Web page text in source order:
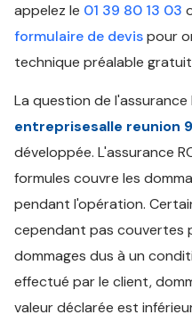
appelez le 01 39 80 13 03
formulaire de devispour
technique préalable
La question de l'assurance
entreprisesalle reunion
développée. L'assurance
formules couvre les
pendant l'opération.
cependant pas couvertes
dommages dus à un
effectué par le client,
valeur déclarée est